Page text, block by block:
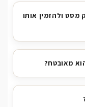
ולהזמין אותו
מאובטח?